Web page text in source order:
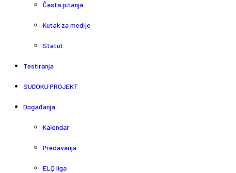
Česta pitanja
Kutak za medije
Statut
Testiranja
SUDOKU PROJEKT
Događanja
Kalendar
Predavanja
ELQ liga